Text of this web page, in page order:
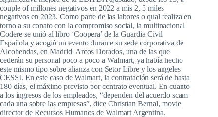
couple of millones negativos en 2022 a mis 2, 3 miles
negativos en 2023. Como parte de las labores o qual realiza en
torno a su conato con la compromiso social, la multinacional
Codere se unió al libro ‘Coopera’ de la Guardia Civil
Española y acogió un evento durante su sede corporativa de
Alcobendas, en Madrid. Arcos Dorados, una de las que
cederán su personal poco a poco a Walmart, ya había hecho
este mismo tipo sobre alianza con Setor Libre y los angeles
CESSI. En este caso de Walmart, la contratación será de hasta
180 días, el máximo previsto por contrato eventual. En cuanto
a los ingresos de los empleados, “dependen del acuerdo scam
cada una sobre las empresas”, dice Christian Bernal, movie
director de Recursos Humanos de Walmart Argentina.